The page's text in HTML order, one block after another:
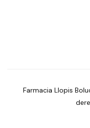
Farmacia Llopis